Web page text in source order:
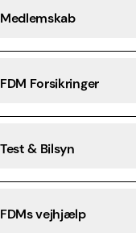
Medlemskab
FDM Forsikringer
Test & Bilsyn
FDMs vejhjælp